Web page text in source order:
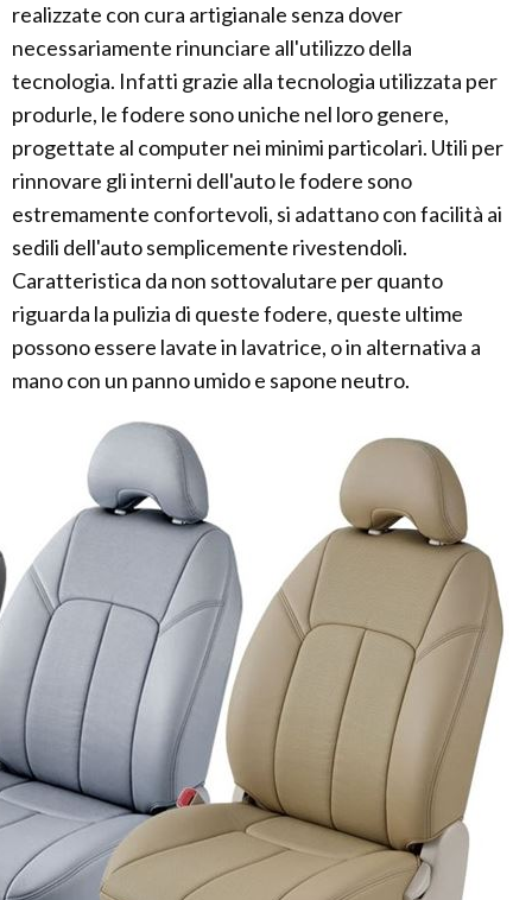
realizzate con cura artigianale senza dover
necessariamente rinunciare all'utilizzo della
tecnologia. Infatti grazie alla tecnologia utilizzata per
produrle, le fodere sono uniche nel loro genere,
progettate al computer nei minimi particolari. Utili per
rinnovare gli interni dell'auto le fodere sono
estremamente confortevoli, si adattano con facilità ai
sedili dell'auto semplicemente rivestendoli.
Caratteristica da non sottovalutare per quanto
riguarda la pulizia di queste fodere, queste ultime
possono essere lavate in lavatrice, o in alternativa a
mano con un panno umido e sapone neutro.